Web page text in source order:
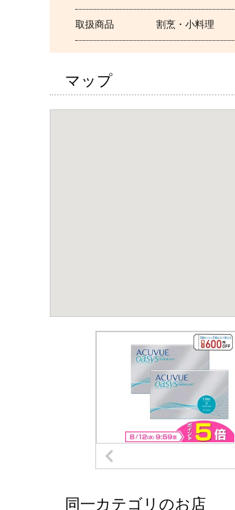
取扱商品 割烹・小料理
マップ
同一カテゴリのお店